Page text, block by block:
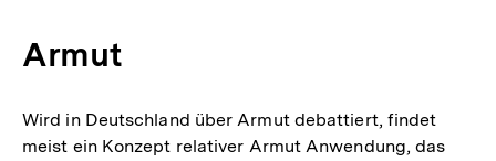
Armut
Wird in Deutschland über Armut debattiert, findet
meist ein Konzept relativer Armut Anwendung, das